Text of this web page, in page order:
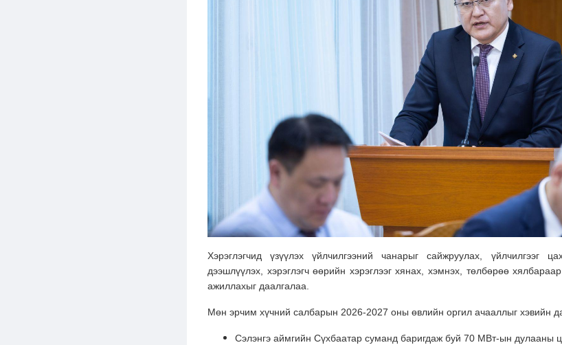
Хэрэглэгчид үзүүлэх үйлчилгээний чанарыг сайжруулах, үйлчилгээг
дээшлүүлэх, хэрэглэгч өөрийн хэрэглээг хянах, хэмнэх, төлбөрөө
ажиллахыг даалгалаа.
Мөн эрчим хүчний салбарын 2026-2027 оны өвлийн оргил ачааллыг хэвийн
Сэлэнгэ аймгийн Сүхбаатар суманд баригдаж буй 70 МВт-ын дулааны